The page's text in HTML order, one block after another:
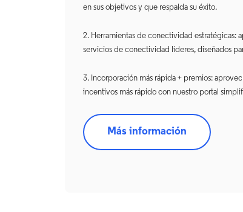
en sus objetivos y que respalda su éxito.
2. Herramientas de conectividad estratégicas:
servicios de conectividad líderes, diseñados
3. Incorporación más rápida + premios:
incentivos más rápido con nuestro portal
Más información